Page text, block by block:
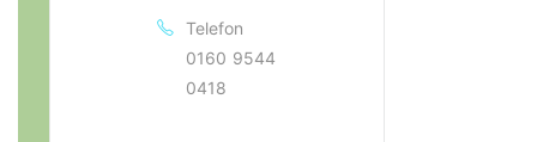
Telefon
0160 9544
0418